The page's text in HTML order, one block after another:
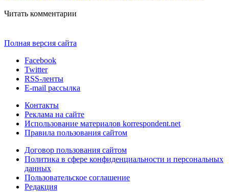
Читать комментарии
Полная версия сайта
Facebook
Twitter
RSS-ленты
E-mail рассылка
Контакты
Реклама на сайте
Использование материалов korrespondent.net
Правила пользования сайтом
Договор пользования сайтом
Политика в сфере конфиденциальности и персональных
данных
Пользовательское соглашение
Редакция